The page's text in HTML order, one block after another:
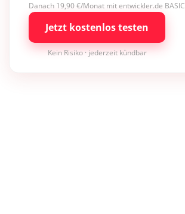
Danach 19,90 €/Monat mit entwickler.de BASIC
Jetzt kostenlos testen
Kein Risiko · jederzeit kündbar